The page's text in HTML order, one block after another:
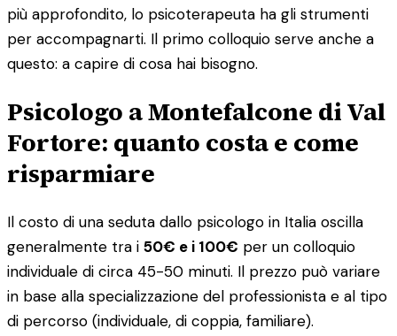
più approfondito, lo psicoterapeuta ha gli strumenti
per accompagnarti. Il primo colloquio serve anche a
questo: a capire di cosa hai bisogno.
Psicologo a Montefalcone di Val
Fortore: quanto costa e come
risparmiare
Il costo di una seduta dallo psicologo in Italia oscilla
generalmente tra i 50€ e i 100€ per un colloquio
individuale di circa 45-50 minuti. Il prezzo può variare
in base alla specializzazione del professionista e al tipo
di percorso (individuale, di coppia, familiare).